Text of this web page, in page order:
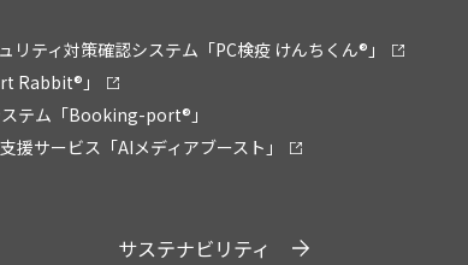
ティ対策確認システム「PC検疫 けんちくん®」
Rabbit®」
テム「Booking-port®」
援サービス「AIメディアブースト」
サステナビリティ